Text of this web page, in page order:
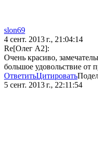
slon69
4 сент. 2013 г., 21:04:14
Re[Олег А2]:
Очень красиво,
большое удовольствие от
ОтветитьЦитировать
5 сент. 2013 г., 22:11:54